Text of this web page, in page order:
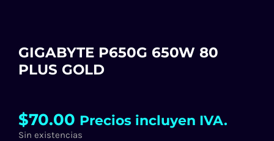
GIGABYTE P650G 650W 80
PLUS GOLD
$70.00 Precios incluyen IVA.
Sin existencias